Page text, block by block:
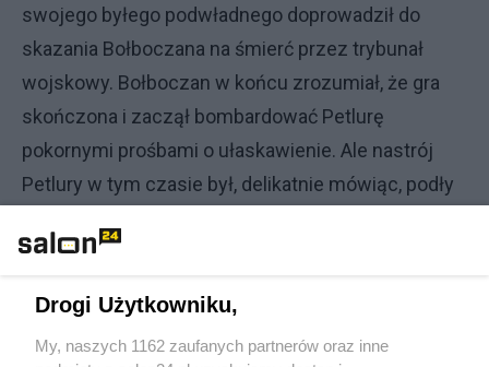
swojego byłego podwładnego doprowadził do
skazania Bołboczana na śmierć przez trybunał
wojskowy. Bołboczan w końcu zrozumiał, że gra
skończona i zaczął bombardować Petlurę
pokornymi prośbami o ułaskawienie. Ale nastrój
Petlury w tym czasie był, delikatnie mówiąc, podły
pod naporem Armii Czerwonej. A 28 czerwca 1919
na Bołboczanie.
Drogi Użytkowniku,
My, naszych 1162 zaufanych partnerów oraz inne